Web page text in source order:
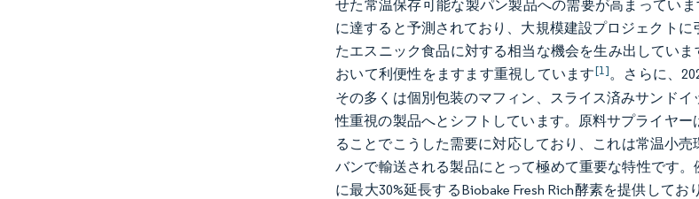
せた常温保存可能な製パン製品への需要が高まってい
に達すると予測されており、大規模建設プロジェクト
たエスニック食品に対する相当な機会を生み出してい
おいて利便性をますます重視しています[1]。さらに、
その多くは個別包装のマフィン、スライス済みサンド
性重視の製品へとシフトしています。原料サプライヤ
ることでこうした需要に対応しており、これは常温小
バンで輸送される製品にとって極めて重要な特性です
に最大30%延長するBiobake Fresh Rich酵素を提供して